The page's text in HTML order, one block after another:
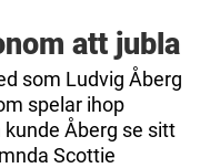
att jubla
som Ludvig Åberg
spelar ihop
Åberg se sitt
Scottie